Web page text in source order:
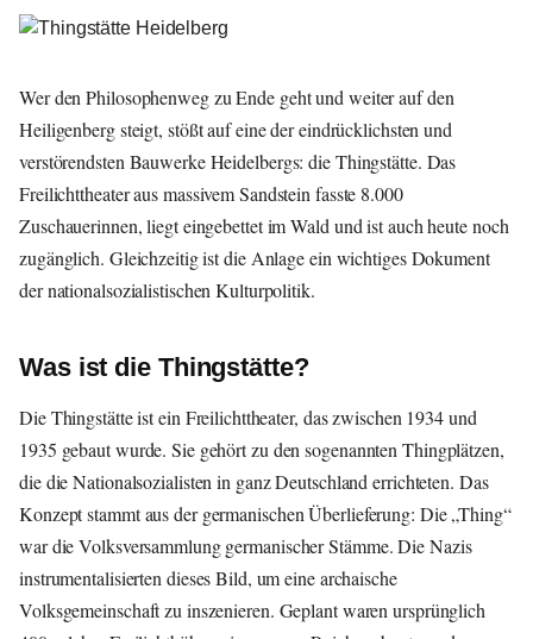
Wer den Philosophenweg zu Ende geht und weiter auf den
Heiligenberg steigt, stößt auf eine der eindrücklichsten und
verstörendsten Bauwerke Heidelbergs: die Thingstätte. Das
Freilichttheater aus massivem Sandstein fasste 8.000
Zuschauerinnen, liegt eingebettet im Wald und ist auch heute noch
zugänglich. Gleichzeitig ist die Anlage ein wichtiges Dokument
der nationalsozialistischen Kulturpolitik.
Was ist die Thingstätte?
Die Thingstätte ist ein Freilichttheater, das zwischen 1934 und
1935 gebaut wurde. Sie gehört zu den sogenannten Thingplätzen,
die die Nationalsozialisten in ganz Deutschland errichteten. Das
Konzept stammt aus der germanischen Überlieferung: Die „Thing“
war die Volksversammlung germanischer Stämme. Die Nazis
instrumentalisierten dieses Bild, um eine archaische
Volksgemeinschaft zu inszenieren. Geplant waren ursprünglich